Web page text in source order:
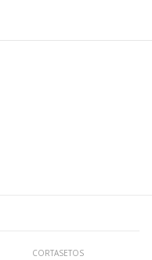
CORTASETOS